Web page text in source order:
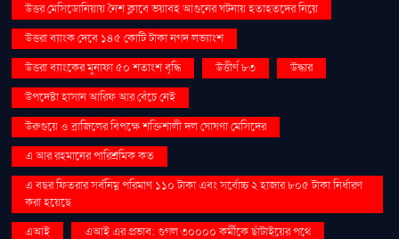
উত্তর মেসিডোনিয়ায় নৈশ ক্লাবে ভয়াবহ আগুনের ঘটনায় হতাহতদের নিয়ে
উত্তরা ব্যাংক দেবে ১৪৫ কোটি টাকা নগদ লভ্যাংশ
উত্তরা ব্যাংকের মুনাফা ৫০ শতাংশ বৃদ্ধি
উত্তীর্ণ ৮৩
উদ্ধার
উপদেষ্টা হাসান আরিফ আর বেঁচে নেই
উরুগুয়ে ও ব্রাজিলের বিপক্ষে শক্তিশালী দল ঘোষণা মেসিদের
এ আর রহমানের পারিশ্রমিক কত
এ বছর ফিতরার সর্বনিম্ন পরিমাণ ১১০ টাকা এবং সর্বোচ্চ ২ হাজার ৮০৫ টাকা নির্ধারণ
করা হয়েছে
এআই
এআই এর প্রভাব: গুগল ৩০০০০ কর্মীকে ছাঁটাইয়ের পথে